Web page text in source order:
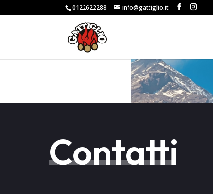
0122622288 info@gattiglio.it
Contatti